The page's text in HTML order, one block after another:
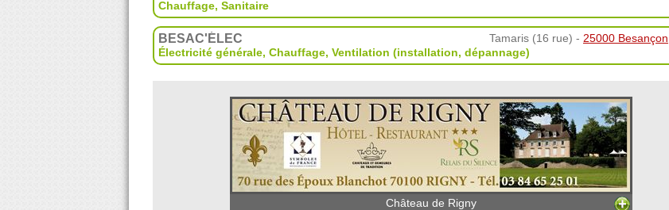
Chauffage, Sanitaire
BESAC'ÉLEC Tamaris (16 rue) - 25000 Besançon
Électricité générale, Chauffage, Ventilation (installation, dépannage)
Château de Rigny